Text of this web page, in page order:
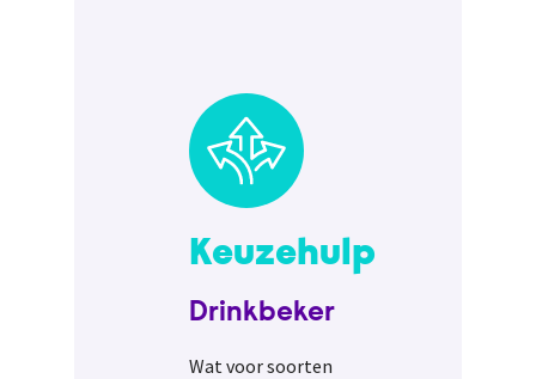
Keuzehulp
Drinkbeker
Wat voor soorten